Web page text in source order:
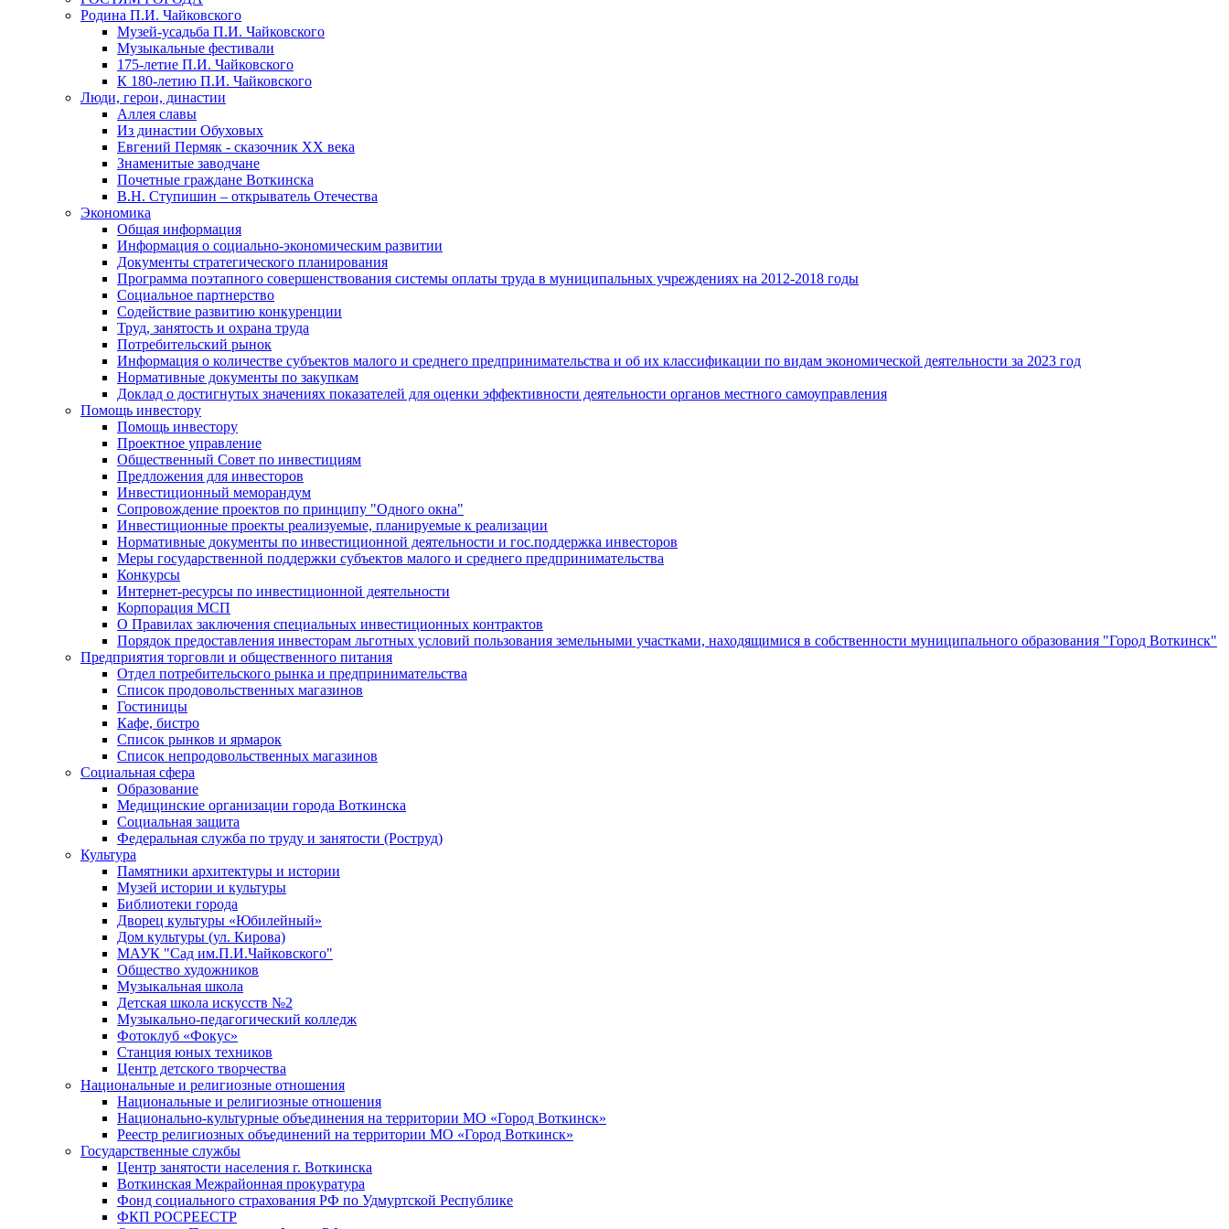
Родина П.И. Чайковского
Музей-усадьба П.И. Чайковского
Музыкальные фестивали
175-летие П.И. Чайковского
К 180-летию П.И. Чайковского
Люди, герои, династии
Аллея славы
Из династии Обуховых
Евгений Пермяк - сказочник XX века
Знаменитые заводчане
Почетные граждане Воткинска
В.Н. Ступишин – открыватель Отечества
Экономика
Общая информация
Информация о социально-экономическим развитии
Документы стратегического планирования
Программа поэтапного совершенствования системы оплаты труда в муниципальных учреждениях на 2012-2018 годы
Социальное партнерство
Содействие развитию конкуренции
Труд, занятость и охрана труда
Потребительский рынок
Информация о количестве субъектов малого и среднего предпринимательства и об их классификации по видам экономической деятельности за 2023 год
Нормативные документы по закупкам
Доклад о достигнутых значениях показателей для оценки эффективности деятельности органов местного самоуправления
Помощь инвестору
Помощь инвестору
Проектное управление
Общественный Совет по инвестициям
Предложения для инвесторов
Инвестиционный меморандум
Сопровождение проектов по принципу "Oдного окна"
Инвестиционные проекты реализуемые, планируемые к реализации
Нормативные документы по инвестиционной деятельности и гос.поддержка инвесторов
Меры государственной поддержки субъектов малого и среднего предпринимательства
Конкурсы
Интернет-ресурсы по инвестиционной деятельности
Корпорация МСП
О Правилах заключения специальных инвестиционных контрактов
Порядок предоставления инвесторам льготных условий пользования земельными участками, находящимися в собственности муниципального образования "Город Воткинск"
Предприятия торговли и общественного питания
Отдел потребительского рынка и предпринимательства
Список продовольственных магазинов
Гостиницы
Кафе, бистро
Cписок рынков и ярмарок
Список непродовольственных магазинов
Социальная сфера
Образование
Медицинские организации города Воткинска
Социальная защита
Федеральная служба по труду и занятости (Роструд)
Культура
Памятники архитектуры и истории
Музей истории и культуры
Библиотеки города
Дворец культуры «Юбилейный»
Дом культуры (ул. Кирова)
МАУК "Сад им.П.И.Чайковского"
Общество художников
Музыкальная школа
Детская школа искусств №2
Музыкально-педагогический колледж
Фотоклуб «Фокус»
Станция юных техников
Центр детского творчества
Национальные и религиозные отношения
Национальные и религиозные отношения
Национально-культурные объединения на территории МО «Город Воткинск»
Реестр религиозных объединений на территории МО «Город Воткинск»
Государственные службы
Центр занятости населения г. Воткинска
Воткинская Межрайонная прокуратура
Фонд социального страхования РФ по Удмуртской Республике
ФКП РОСРЕЕСТР